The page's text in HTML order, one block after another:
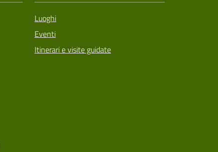
Luoghi
Eventi
Itinerari e visite guidate